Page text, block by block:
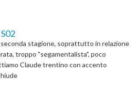
stagione, soprattutto in relazione
troppo "segamentalista", poco
Claude trentino con accento